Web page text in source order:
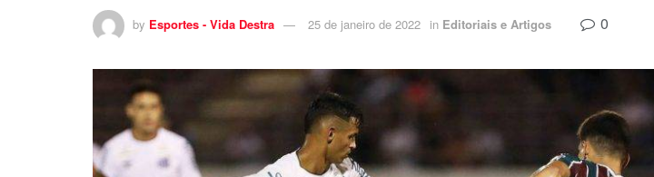
by Esportes - Vida Destra 25 de janeiro de 2022 in Editoriais e Artigos 0